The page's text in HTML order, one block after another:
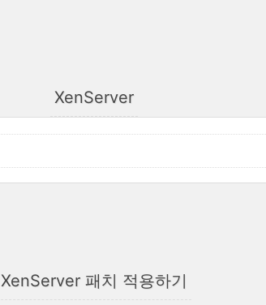
XenServer
XenServer 패치 적용하기